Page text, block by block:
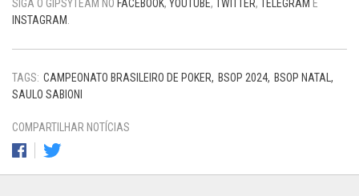
SIGA O GIPSYTEAM NO FACEBOOK, YOUTUBE, TWITTER, TELEGRAM E
INSTAGRAM
TAGS: CAMPEONATO BRASILEIRO DE POKER BSOP 2024
BSOP NATAL
SAULO SABIONI
COMPARTILHAR NOTÍCIAS